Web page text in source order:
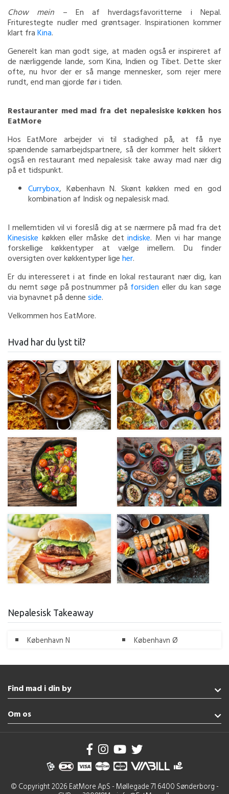
Chow mein – En af hverdagsfavoritterne i Nepal.
Friturestegte nudler med grøntsager. Inspirationen kommer
klart fra Kina.
Generelt kan man godt sige, at maden også er inspireret af
de nærliggende lande, som Kina, Indien og Tibet. Dette sker
ofte, nu hvor der er så mange mennesker, som rejer mere
rundt, end man gjorde før i tiden.
Restauranter med mad fra det nepalesiske køkken hos
EatMore
Hos EatMore arbejder vi til stadighed på, at få nye
spændende samarbejdspartnere, så der kommer helt sikkert
også en restaurant med nepalesisk take away mad nær dig
på et tidspunkt.
Currybox, København N. Skønt køkken med en god
kombination af Indisk og nepalesisk mad.
I mellemtiden vil vi foreslå dig at se nærmere på mad fra det
Kinesiske køkken eller måske detindiske. Men vi har mange
forskellige køkkentyper at vælge imellem. Du finder
oversigten over køkkentyper lige her.
Er du interesseret i at finde en lokal restaurant nær dig, kan
du nemt søge på postnummer på forsiden eller du kan søge
via bynavnet på denne side.
Velkommen hos EatMore.
Hvad har du lyst til?
Nepalesisk Takeaway
København N København Ø
Find mad i din by
Aabenraa
Augustenborg
Gråsten
Se flere byer
Tyrkisk Aabenraa
Om os
Handelsbetingelser
© Copyright 2026 EatMore ApS - Møllegade 71 6400 Sønderborg -